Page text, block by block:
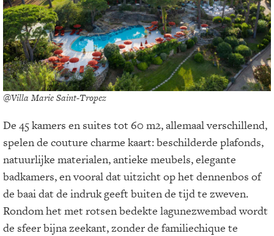
@Villa Marie Saint-Tropez
De 45 kamers en suites tot 60 m2, allemaal verschillend,
spelen de couture charme kaart: beschilderde plafonds,
natuurlijke materialen, antieke meubels, elegante
badkamers, en vooral dat uitzicht op het dennenbos of
de baai dat de indruk geeft buiten de tijd te zweven.
Rondom het met rotsen bedekte lagunezwembad wordt
de sfeer bijna zeekant, zonder de familiechique te